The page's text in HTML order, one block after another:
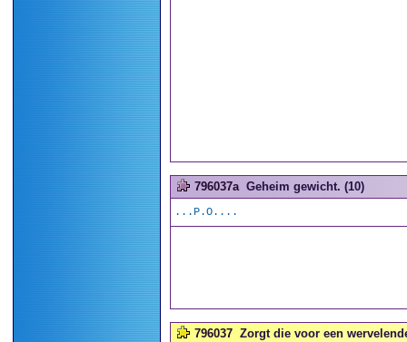
796037a Geheim gewicht. (10)
...P.O....
796037 Zorgt die voor een